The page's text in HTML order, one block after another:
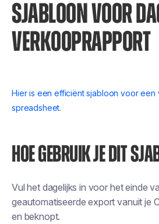
SJABLOON VOOR
VERKOOPRAPPORT
Hier is een efficiënt sjabloon voor
spreadsheet.
HOE GEBRUIK JE DIT
Vul het dagelijks in voor het einde
geautomatiseerde export vanuit je
en beknopt.